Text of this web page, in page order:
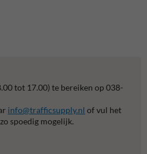
tot 17.00) te bereiken op 038-
info@trafficsupply.nl of vul het
spoedig mogelijk.